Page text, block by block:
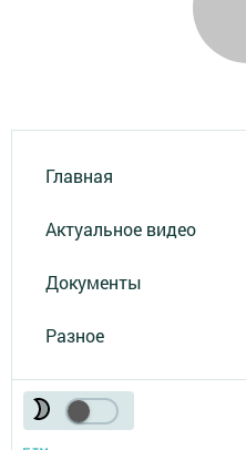
Главная
Актуальное видео
Документы
Разное